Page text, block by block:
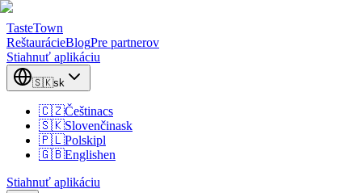
TasteTown
ReštaurácieBlogPre partnerov
Stiahnuť aplikáciu
🇸🇰sk
🇨🇿Češtinacs
🇸🇰Slovenčinask
🇵🇱Polskipl
🇬🇧Englishen
Stiahnuť aplikáciu